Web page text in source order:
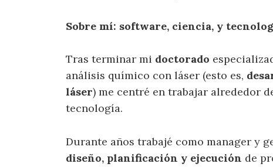
Sobre mí: software, ciencia, y
Tras terminar mi doctorado
análisis químico con láser (esto es,
láser) me centré en trabajar alrededor
tecnología.
Durante años trabajé como manager y
diseño, planificación y ejecución de